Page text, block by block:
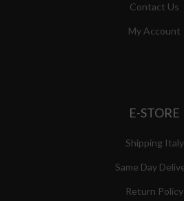
Contact Us
My Account
E-STORE
Shipping Italy
Same Day
Return Policy